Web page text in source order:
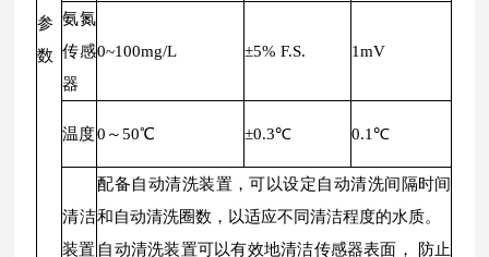
参
数
氨氮
传感
器
0~100mg/L ±5% F.S. 1mV
温度0～50℃ ±0.3℃ 0.1℃
清洁
装置
配备自动清洗装置，可以设定自动清洗间隔时间
和自动清洗圈数，以适应不同清洁程度的水质。
自动清洗装置可以有效地清洁传感器表面， 防止